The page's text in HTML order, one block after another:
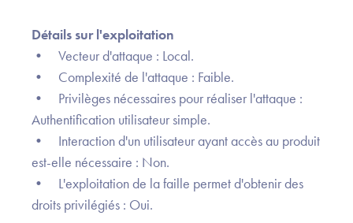
Détails sur l'exploitation
• Vecteur d'attaque : Local.
• Complexité de l'attaque : Faible.
• Privilèges nécessaires pour réaliser l'attaque :
Authentification utilisateur simple.
• Interaction d'un utilisateur ayant accès au produit
est-elle nécessaire : Non.
• L'exploitation de la faille permet d'obtenir des
droits privilégiés : Oui.